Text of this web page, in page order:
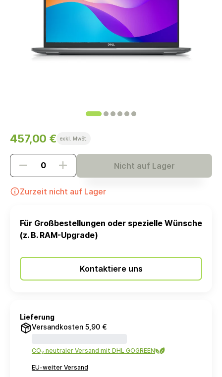
457,00 € exkl. MwSt.
Nicht auf Lager
Zurzeit nicht auf Lager
Für Großbestellungen oder spezielle Wünsche
(z. B. RAM-Upgrade)
Kontaktiere uns
Lieferung
Versandkosten 5,90 €
CO₂ neutraler Versand mit DHL GOGREEN
EU-weiter Versand